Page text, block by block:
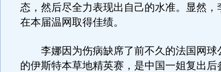
态，然后尽全力表现出自己的水准。显然，
在本届温网取得佳绩。
李娜因为伤病缺席了前不久的法国网球
的伊斯特本草地精英赛，是中国一姐复出后